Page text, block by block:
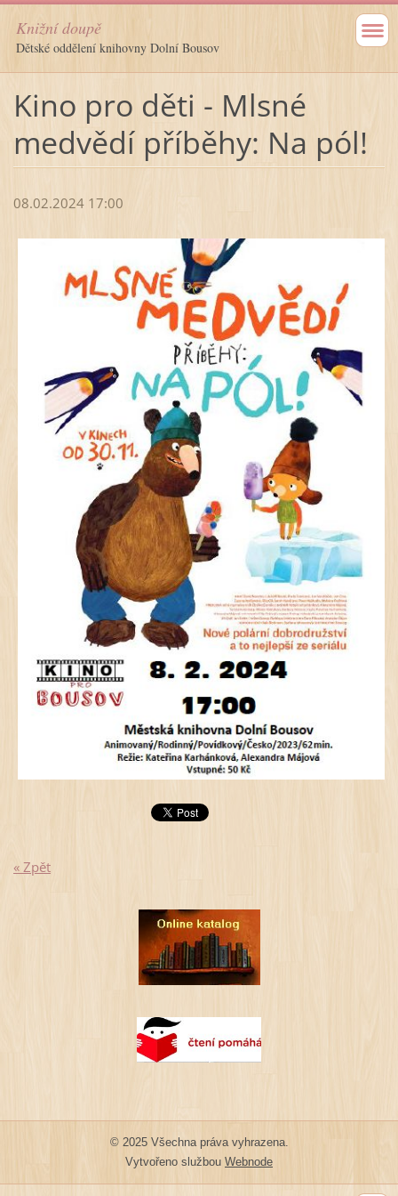
Knižní doupě
Dětské oddělení knihovny Dolní Bousov
Kino pro děti - Mlsné
medvědí příběhy: Na pól!
08.02.2024 17:00
« Zpět
© 2025 Všechna práva vyhrazena.
Vytvořeno službou Webnode